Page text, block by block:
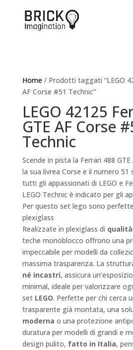
Home/ Prodotti taggati “LEGO
AF Corse #51 Technic”
LEGO 42125
GTE AF Corse
Technic
Scende in pista la Ferrari 488
la sua livrea Corse e il numero 51
tutti gli appassionati di LEGO e
LEGO Technic è indicato per gli
Per questo set lego sono
plexiglass
Realizzate in plexiglass di
teche monoblocco offrono una
impeccabile per modelli da
massima trasparenza. La
né incastri, assicura
minimal, ideale per valorizzare
set LEGO. Perfette per chi cerca
trasparente già montata, una
moderna o una protezione
duratura per modelli di grandi e
design pulito, fatto in Italia,